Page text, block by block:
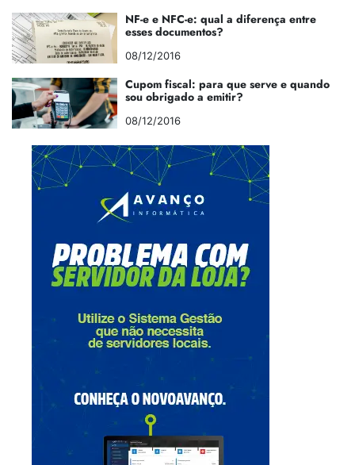
NF-e e NFC-e: qual a diferença entre
esses documentos?
08/12/2016
Cupom fiscal: para que serve e quando
sou obrigado a emitir?
08/12/2016